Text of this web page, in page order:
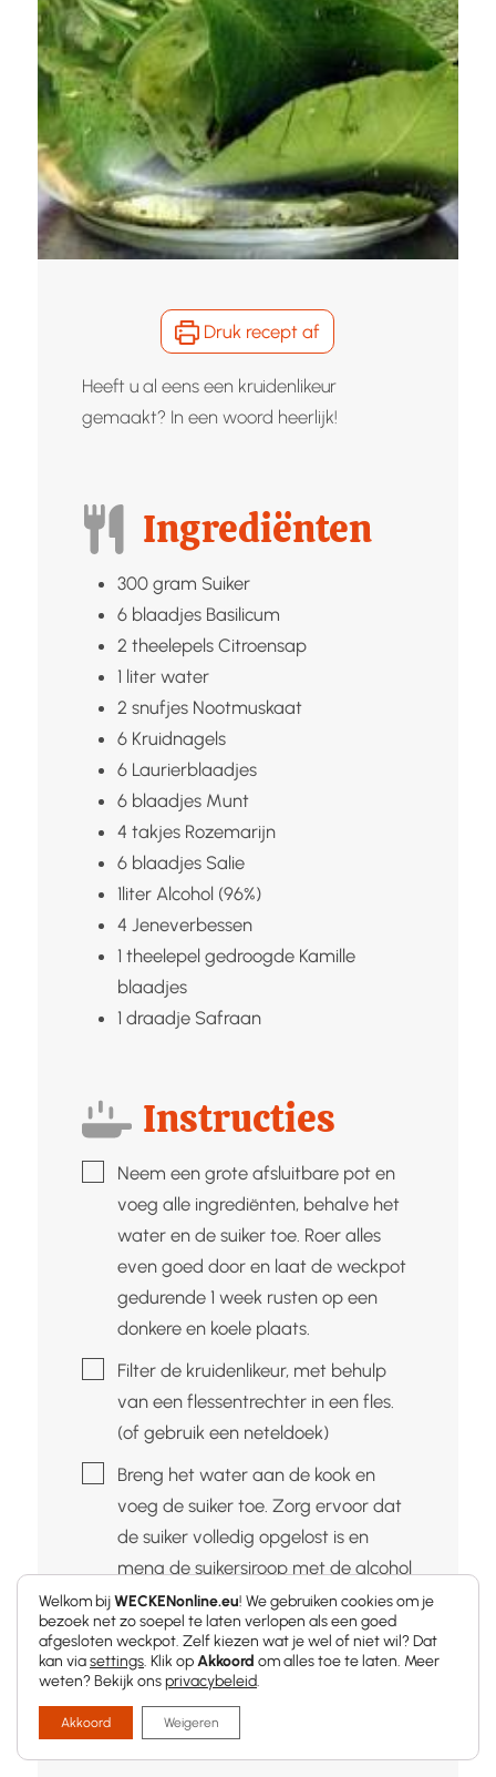
Druk recept af
Heeft u al eens een kruidenlikeur
gemaakt? In een woord heerlijk!
Ingrediënten
300 gram Suiker
6 blaadjes Basilicum
2 theelepels Citroensap
1 liter water
2 snufjes Nootmuskaat
6 Kruidnagels
6 Laurierblaadjes
6 blaadjes Munt
4 takjes Rozemarijn
6 blaadjes Salie
1liter Alcohol (96%)
4 Jeneverbessen
1 theelepel gedroogde Kamille
blaadjes
1 draadje Safraan
Instructies
▢Neem een grote afsluitbare pot en
voeg alle ingrediënten, behalve het
water en de suiker toe. Roer alles
even goed door en laat de weckpot
gedurende 1 week rusten op een
donkere en koele plaats.
▢Filter de kruidenlikeur, met behulp
van een flessentrechter in een fles.
(of gebruik een neteldoek)
▢Breng het water aan de kook en
voeg de suiker toe. Zorg ervoor dat
de suiker volledig opgelost is en
meng de suikersiroop met de alcohol
in de fles. Sluit de fles af en laat de
kruidenlikeur gedurende 3 maanden
trekken voordat u deze opdrinkt.
GEDULD IS EEN SCHONE
ZAAK................ 🙂
Welkom bijWECKENonline.eu! We gebruiken cookies om je
bezoek net zo soepel te laten verlopen als een goed
afgesloten weckpot. Zelf kiezen wat je wel of niet wil? Dat
kan viasettings. Klik opAkkoord om alles toe te laten. Meer
weten? Bekijk onsprivacybeleid.
Akkoord Weigeren